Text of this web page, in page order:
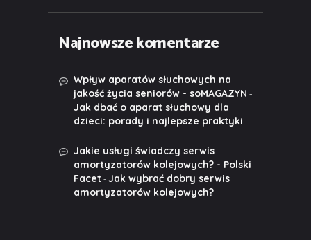
Najnowsze komentarze
Wpływ aparatów słuchowych na
jakość życia seniorów - soMAGAZYN -
Jak dbać o aparat słuchowy dla
dzieci: porady i najlepsze praktyki
Jakie usługi świadczy serwis
amortyzatorów kolejowych? - Polski
Facet-Jak wybrać dobry serwis
amortyzatorów kolejowych?